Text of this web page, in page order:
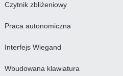
Czytnik zbliżeniowy
Praca autonomiczna
Interfejs Wiegand
Wbudowana klawiatura